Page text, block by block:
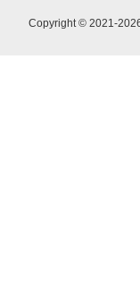
Copyright © 2021-